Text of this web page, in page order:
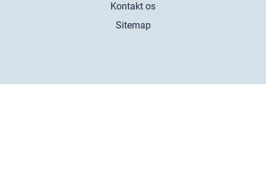
Kontakt os
Sitemap